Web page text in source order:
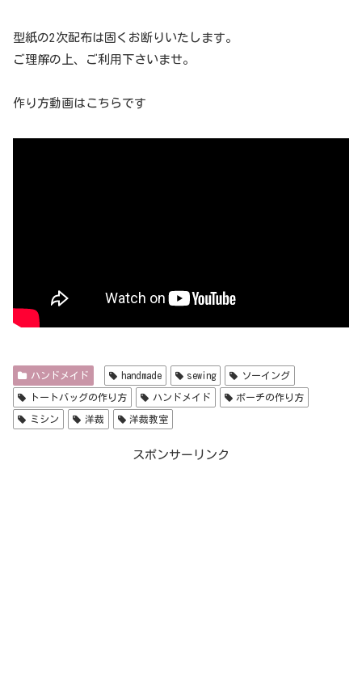
型紙の2次配布は固くお断りいたします。
ご理解の上、ご利用下さいませ。
作り方動画はこちらです
ハンドメイド handmade sewing ソーイング
トートバッグの作り方 ハンドメイド ポーチの作り方
ミシン 洋裁 洋裁教室
スポンサーリンク